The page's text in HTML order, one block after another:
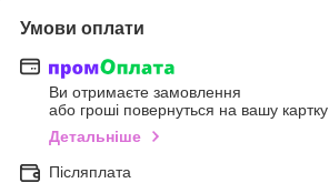
Умови оплати
Ви отримаєте замовлення
або гроші повернуться на вашу картку
Детальніше
Післяплата